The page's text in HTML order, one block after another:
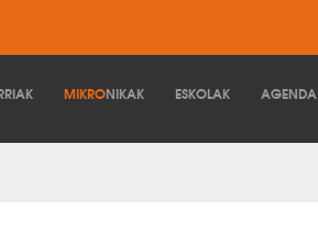
MIKRONIKAK ESKOLAK AGENDA